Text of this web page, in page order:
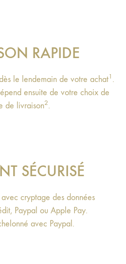
RAPIDE
le lendemain de votre achat1 .
ensuite de votre choix de
de livraison2.
SÉCURISÉ
avec cryptage des données
Paypal ou Apple Pay.
avec Paypal.